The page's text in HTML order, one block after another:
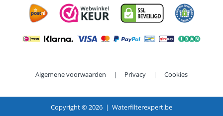
Algemene voorwaarden | Privacy | Cookies
Copyright ©2026 | Waterfilterexpert.be